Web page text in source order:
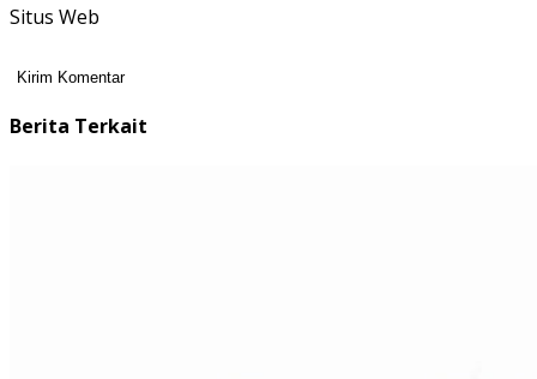
Situs Web
Berita Terkait